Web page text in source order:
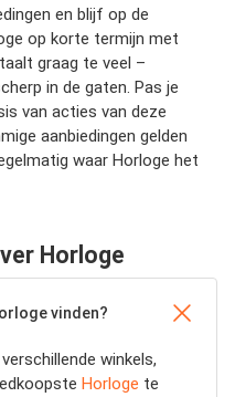
en blijf op de
op korte termijn met
graag te veel –
in de gaten. Pas je
van acties van deze
aanbiedingen gelden
waar Horloge het
Horloge
vinden?
winkels,
Horloge te